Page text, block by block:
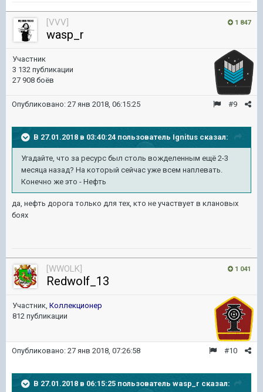
1 847
[VVV]
wasp_r
Участник
3 132 публикации
27 908 боёв
#9
Опубликовано: 27 янв 2018, 06:15:25
В 27.01.2018 в 03:40:24 пользователь Ignitus сказал:
Угадайте, что за ресурс был столь вожделенным ещё 2-3
месяца назад? На который сейчас уже всем наплевать.
Конечно же это - Нефть
да, нефть дорога только для тех, кто не участвует в клановых
боях
1 041
[WWOLK]
Redwolf_13
Участник, Коллекционер
812 публикации
#10
Опубликовано: 27 янв 2018, 07:26:58
В 27.01.2018 в 06:15:25 пользователь wasp_r сказал: